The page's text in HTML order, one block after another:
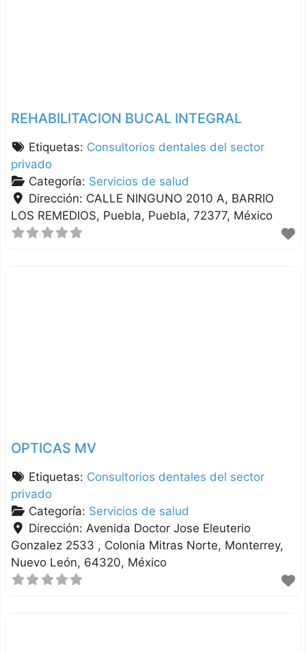
REHABILITACION BUCAL INTEGRAL
Etiquetas: Consultorios dentales del sector
privado
Categoría: Servicios de salud
Dirección: CALLE NINGUNO 2010 A, BARRIO
LOS REMEDIOS Puebla Puebla 72377 México
OPTICAS MV
Etiquetas: Consultorios dentales del sector
privado
Categoría: Servicios de salud
Dirección: Avenida Doctor Jose Eleuterio
Gonzalez 2533 , Colonia Mitras Norte Monterrey
Nuevo León 64320 México